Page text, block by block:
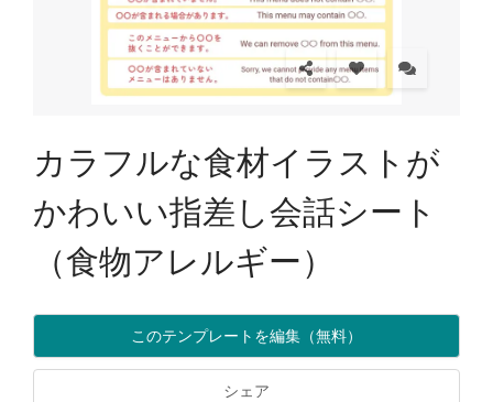
カラフルな食材イラストが
かわいい指差し会話シート
（食物アレルギー）
このテンプレートを編集（無料）
シェア